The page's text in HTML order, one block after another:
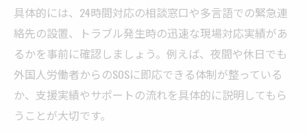
具体的には、24時間対応の相談窓口や多言語での緊急連
絡先の設置、トラブル発生時の迅速な現場対応実績があ
るかを事前に確認しましょう。例えば、夜間や休日でも
外国人労働者からのSOSに即応できる体制が整っている
か、支援実績やサポートの流れを具体的に説明してもら
うことが大切です。